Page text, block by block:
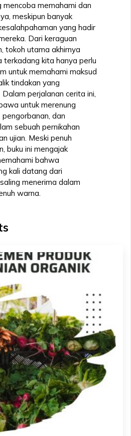
memahami dan
meskipun banyak
yang hadir
Dari keraguan
tokoh utama akhirnya
terkadang kita hanya perlu
untuk memahami maksud
tindakan yang
perjalanan cerita ini,
untuk merenung
dan
sebuah pernikahan
ujian. Meski penuh
buku ini mengajak
bahwa
kali datang dari
menerima dalam
warna.